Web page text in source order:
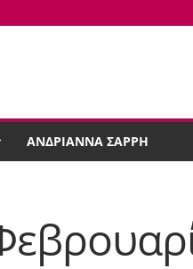
ΑΝΔΡΙΑΝΝΑ ΣΑΡΡΗ